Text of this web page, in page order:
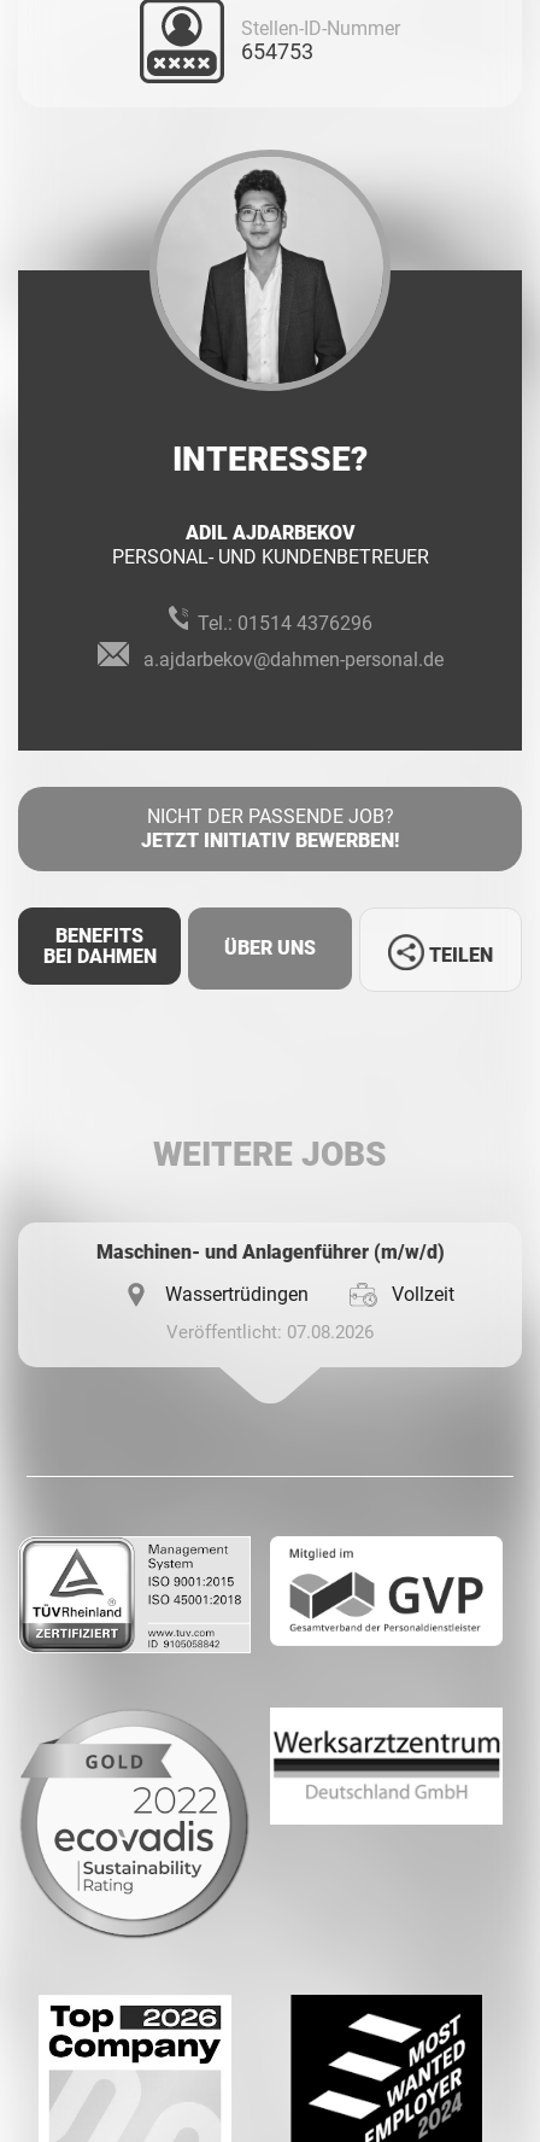
Stellen-ID-Nummer
654753
INTERESSE?
ADIL AJDARBEKOV
PERSONAL- UND KUNDENBETREUER
Tel.: 01514 4376296
a.ajdarbekov@dahmen-personal.de
NICHT DER PASSENDE JOB?
JETZT INITIATIV BEWERBEN!
BENEFITS
BEI DAHMEN
ÜBER UNS TEILEN
WEITERE JOBS
Maschinen- und Anlagenführer (m/w/d)
Wassertrüdingen
Vollzeit
Veröffentlicht: 07.08.2026